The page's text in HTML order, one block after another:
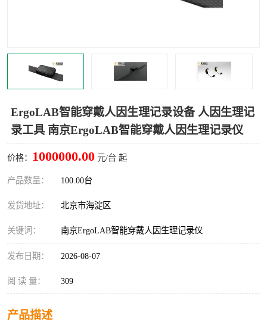
ErgoLAB智能穿戴人因生理记录设备 人因生理记
录工具 南京ErgoLAB智能穿戴人因生理记录仪
价格： 1000000.00 元/台 起
产品数量： 100.00台
发货地址： 北京市海淀区
关键词： 南京ErgoLAB智能穿戴人因生理记录仪
发布日期： 2026-08-07
阅 读 量： 309
产品描述